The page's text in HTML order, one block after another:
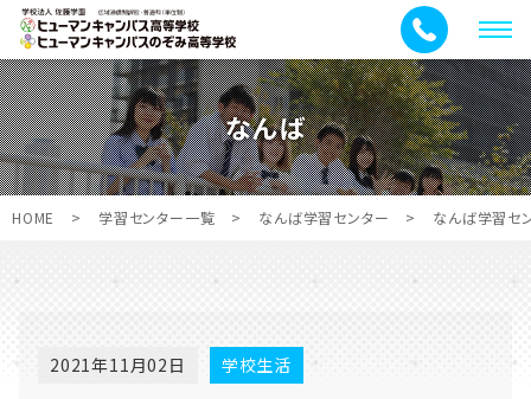
メ
ニ
ュ
ー
なんば
HOME > 学習センター一覧 > なんば学習センター > なんば学習セ
2021年11月02日 学校生活